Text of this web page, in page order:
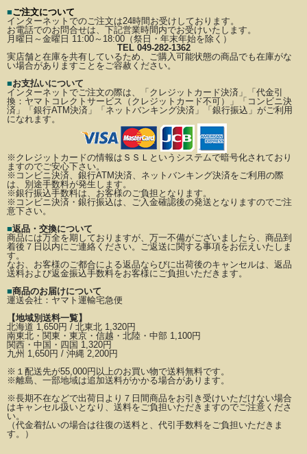
■ご注文について
インターネットでのご注文は24時間お受けしております。
お電話でのお問合せは、下記営業時間内でお受けいたします。
月曜日～金曜日 11:00～18:00（祭日・年末年始を除く）
TEL 049-282-1362
実店舗と在庫を共有しているため、ご購入可能状態の商品でも在庫がな
い場合がありますことをご容赦ください。
■お支払いについて
インターネットでご注文の際は、「クレジットカード決済」「代金引
換：ヤマトコレクトサービス（クレジットカード不可）」
「コンビニ決
済」「銀行ATM決済」「ネットバンキング決済」「銀行振込」がご利用
になれます。
※クレジットカードの情報はＳＳＬというシステムで暗号化されており
ますのでご安心下さい。
※コンビニ決済、銀行ATM決済、ネットバンキング決済をご利用の際
は、別途手数料が発生します。
※銀行振込手数料は、お客様のご負担となります。
※コンビニ決済・銀行振込は、ご入金確認後の発送となりますのでご注
意下さい。
■返品・交換について
商品には万全を期しておりますが、万一不備がございましたら、商品到
着後７日以内にご連絡ください。
ご返送に関する事項をお伝えいたしま
す。
なお、お客様のご都合による返品ならびに出荷後のキャンセルは、返品
送料および返金振込手数料をお客様にご負担いただきます。
■商品のお届けについて
運送会社： ヤマト運輸宅急便
【地域別送料一覧】
北海道 1,650円 / 北東北 1,320円
南東北・関東・東京・信越・北陸・中部 1,100円
関西・中国・四国 1,320円
九州 1,650円 / 沖縄 2,200円
※ １配送先が55,000円以上のお買い物で送料無料です。
※離島、一部地域は追加送料がかかる場合があります。
※長期不在などで出荷日より７日間商品をお引き受けいただけない場合
はキャンセル扱いとなり、 送料をご負担いただきますのでご注意くださ
い。
（代金着払いの場合は往復の送料と、代引手数料をご負担いただきま
す。）